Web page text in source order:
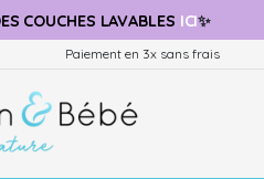
COUCHES LAVABLES ICI✨
Paiement en 3x sans frais